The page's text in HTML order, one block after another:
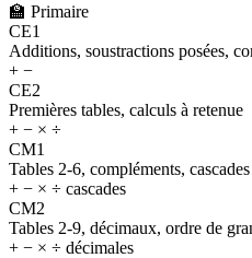
🏫 Primaire
CE1
Additions, soustractions posées,
+ −
CE2
Premières tables, calculs à retenue
+ − × ÷
CM1
Tables 2-6, compléments, cascades
+ − × ÷ cascades
CM2
Tables 2-9, décimaux, ordre de
+ − × ÷ décimales